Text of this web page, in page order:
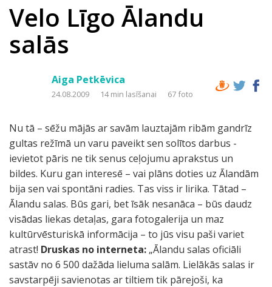
Velo Līgo Ālandu
salās
Aiga Petkēvica
24.08.2009 14 min lasīšanai 67 foto
Nu tā – sēžu mājās ar savām lauztajām ribām gandrīz
gultas režīmā un varu paveikt sen solītos darbus -
ievietot pāris ne tik senus ceļojumu aprakstus un
bildes. Kuru gan interesē – vai plāns doties uz Ālandām
bija sen vai spontāni radies. Tas viss ir lirika. Tātad –
Ālandu salas. Būs gari, bet īsāk nesanāca – būs daudz
visādas liekas detaļas, gara fotogalerija un maz
kultūrvēsturiskā informācija – to jūs visu paši variet
atrast! Druskas no interneta: „Ālandu salas oficiāli
sastāv no 6 500 dažāda lieluma salām. Lielākās salas ir
savstarpēji savienotas ar tiltiem tik pārejoši, ka